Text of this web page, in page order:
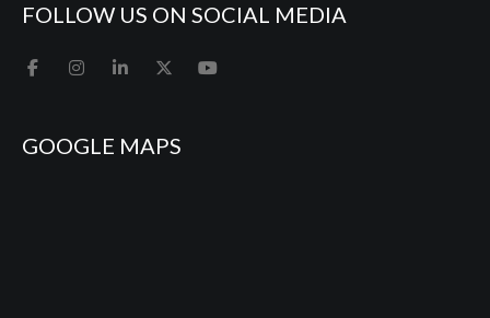
FOLLOW US ON SOCIAL MEDIA
GOOGLE MAPS